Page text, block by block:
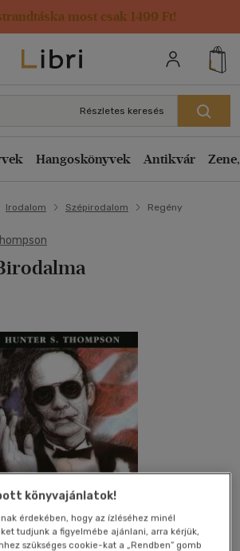
most csak 1499 Ft!
Kártya adatai
Részletes keresés
Hangoskönyvek Antikvár
Irodalom Szépirodalom Regény
könyvajánlatok!
érdekében, hogy az ízléséhez minél
tudjunk a figyelmébe ajánlani, arra kérjük,
szükséges cookie-kat a „Rendben” gomb